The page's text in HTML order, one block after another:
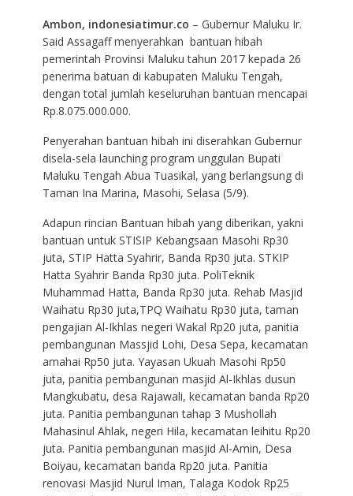
Ambon, indonesiatimur.co – Gubernur Maluku Ir.
Said Assagaff menyerahkan bantuan hibah
pemerintah Provinsi Maluku tahun 2017 kepada 26
penerima batuan di kabupaten Maluku Tengah,
dengan total jumlah keseluruhan bantuan mencapai
Rp.8.075.000.000.
Penyerahan bantuan hibah ini diserahkan Gubernur
disela-sela launching program unggulan Bupati
Maluku Tengah Abua Tuasikal, yang berlangsung di
Taman Ina Marina, Masohi, Selasa (5/9).
Adapun rincian Bantuan hibah yang diberikan, yakni
bantuan untuk STISIP Kebangsaan Masohi Rp30
juta, STIP Hatta Syahrir, Banda Rp30 juta. STKIP
Hatta Syahrir Banda Rp30 juta. PoliTeknik
Muhammad Hatta, Banda Rp30 juta. Rehab Masjid
Waihatu Rp30 juta,TPQ Waihatu Rp30 juta, taman
pengajian Al-Ikhlas negeri Wakal Rp20 juta, panitia
pembangunan Massjid Lohi, Desa Sepa, kecamatan
amahai Rp50 juta. Yayasan Ukuah Masohi Rp50
juta, panitia pembangunan masjid Al-Ikhlas dusun
Mangkubatu, desa Rajawali, kecamatan banda Rp20
juta. Panitia pembangunan tahap 3 Mushollah
Mahasinul Ahlak, negeri Hila, kecamatan leihitu Rp20
juta. Panitia pembangunan masjid Al-Amin, Desa
Boiyau, kecamatan banda Rp20 juta. Panitia
renovasi Masjid Nurul Iman, Talaga Kodok Rp25